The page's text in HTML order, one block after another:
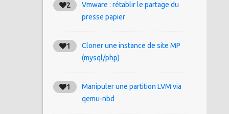
2
Vmware : rétablir le partage du
presse papier
1
Cloner une instance de site MP
(mysql/php)
1
Manipuler une partition LVM via
qemu-nbd